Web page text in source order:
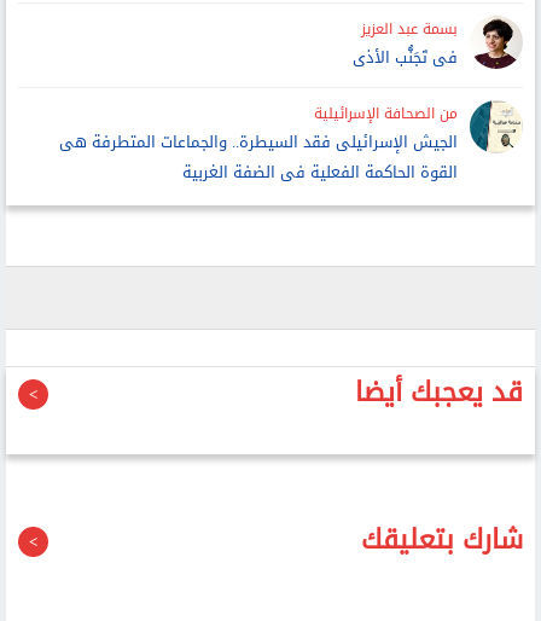
بسمة عبد العزيز
فى تَجَنُّب الأذى
من الصحافة الإسرائيلية
الجيش الإسرائيلى فقد السيطرة.. والجماعات المتطرفة هى
القوة الحاكمة الفعلية فى الضفة الغربية
قد يعجبك أيضا
شارك بتعليقك